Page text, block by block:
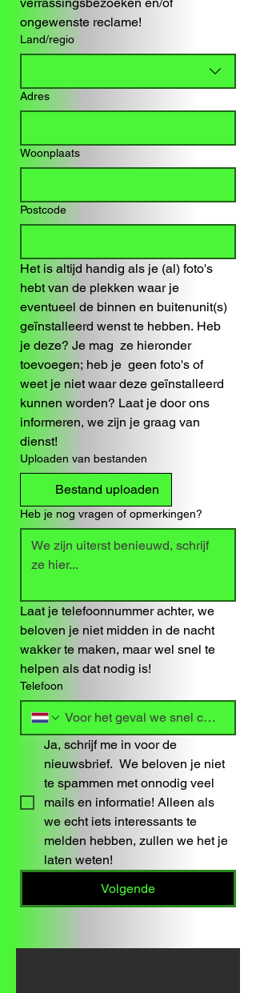
ongewenste reclame!
In welk land en regio ben jij op zoek naar de perfecte airco?
Land/regio
Adres
Woonplaats
Postcode
Het is altijd handig als je (al) foto's
hebt van de plekken waar je
eventueel de binnen en buitenunit(s)
geïnstalleerd wenst te hebben. Heb
je deze? Je mag  ze hieronder
toevoegen; heb je  geen foto's of
weet je niet waar deze geïnstalleerd
kunnen worden? Laat je door ons
informeren, we zijn je graag van
dienst!
Uploaden van bestanden
Bestand uploaden
Heb je nog vragen of opmerkingen?
Laat je telefoonnummer achter, we
beloven je niet midden in de nacht
wakker te maken, maar wel snel te
helpen als dat nodig is!
Telefoon
Ja, schrijf me in voor de
nieuwsbrief.  We beloven je niet
te spammen met onnodig veel
mails en informatie! Alleen als
we echt iets interessants te
melden hebben, zullen we het je
laten weten!
Volgende